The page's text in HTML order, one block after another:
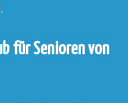
für Senioren von